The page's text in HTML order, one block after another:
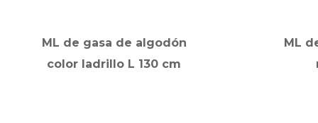
ML de gasa de algodón
color ladrillo L 130 cm
ML